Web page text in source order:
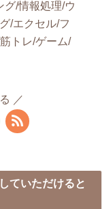
グ/情報処理/ウ
/エクセル/フ
トレ/ゲーム/
ていただけると